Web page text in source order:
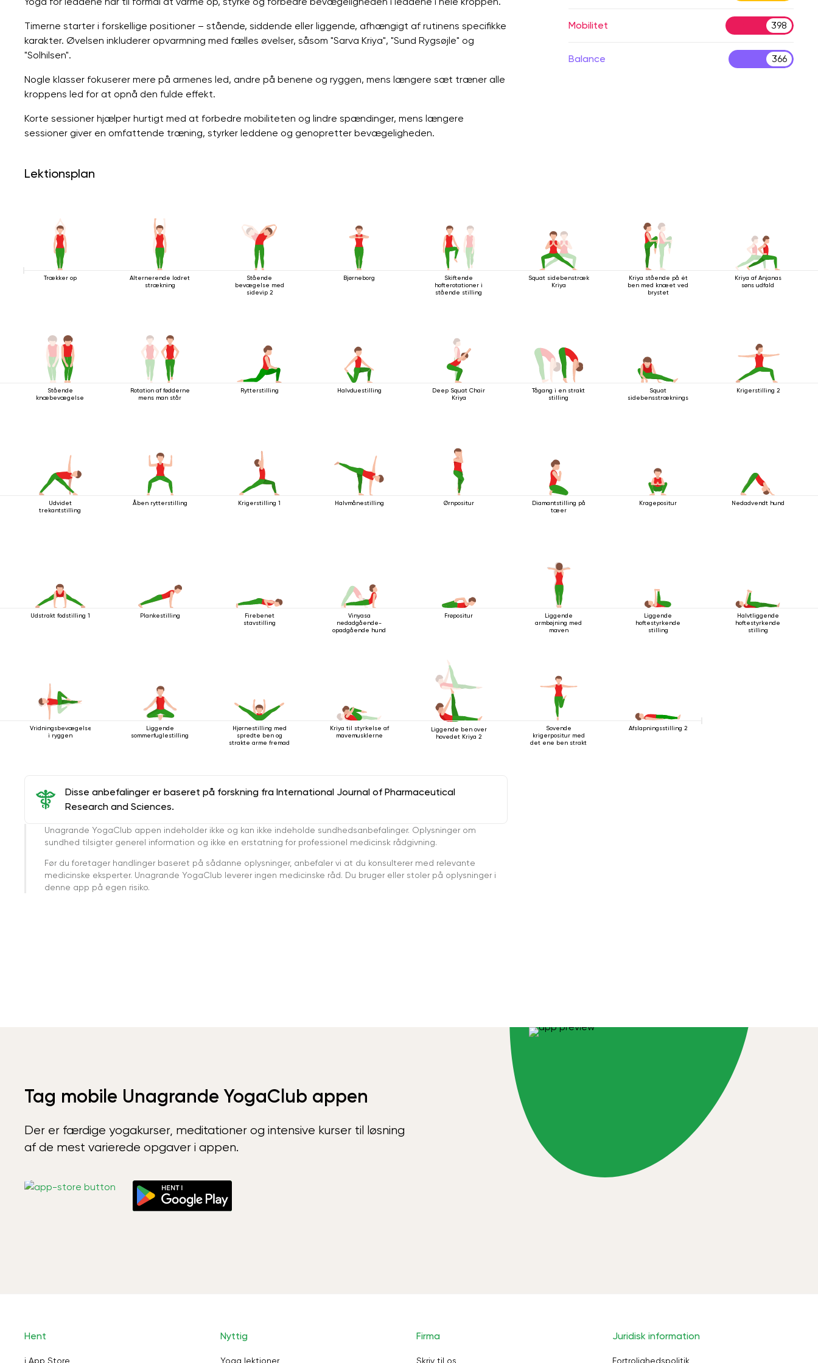
Timerne starter i forskellige positioner – stående, siddende eller liggende, afhængigt af rutinens specifikke
karakter. Øvelsen inkluderer opvarmning med fælles øvelser, såsom "Sarva Kriya", "Sund Rygsøjle" og
"Solhilsen".
Nogle klasser fokuserer mere på armenes led, andre på benene og ryggen, mens længere sæt træner alle
kroppens led for at opnå den fulde effekt.
Korte sessioner hjælper hurtigt med at forbedre mobiliteten og lindre spændinger, mens længere
sessioner giver en omfattende træning, styrker leddene og genopretter bevægeligheden.
Mobilitet 398
Balance 366
Lektionsplan
Trækker op
Alternerende lodret
strækning
Stående
bevægelse med
sidevip 2
Bjørneborg
Skiftende
hofterotationer i
stående stilling
Squat sidebenstræk
Kriya
Kriya stående på ét
ben med knæet ved
brystet
Kriya af Anjanas
søns udfald
Stående
knæbevægelse
Rotation af fødderne
mens man står
Rytterstilling Halvduestilling
Deep Squat Chair
Kriya
Tågang i en strakt
stilling
Squat
sidebensstrækningsstilling
Krigerstilling 2
Udvidet
trekantstilling
Åben rytterstilling Krigerstilling 1 Halvmånestilling Ørnpositur
Diamantstilling på
tæer
Kragepositur Nedadvendt hund
Udstrakt fodstilling 1 Plankestilling
Firebenet
stavstilling
Vinyasa
nedadgående-
opadgående hund
Frøpositur
Liggende
armbøjning med
maven
Liggende
hoftestyrkende
stilling
Halvtliggende
hoftestyrkende
stilling
Vridningsbevægelse
i ryggen
Liggende
sommerfuglestilling
Hjørnestilling med
spredte ben og
strakte arme fremad
Kriya til styrkelse af
mavemusklerne
Liggende ben over
hovedet Kriya 2
Sovende
krigerpositur med
det ene ben strakt
Afslapningsstilling 2
Disse anbefalinger er baseret på forskning fra International Journal of Pharmaceutical
Research and Sciences.
Unagrande YogaClub appen indeholder ikke og kan ikke indeholde sundhedsanbefalinger. Oplysninger om
sundhed tilsigter generel information og ikke en erstatning for professionel medicinsk rådgivning.
Før du foretager handlinger baseret på sådanne oplysninger, anbefaler vi at du konsulterer med relevante
medicinske eksperter. Unagrande YogaClub leverer ingen medicinske råd. Du bruger eller stoler på oplysninger i
denne app på egen risiko.
Tag mobile Unagrande YogaClub appen
Der er færdige yogakurser, meditationer og intensive kurser til løsning
af de mest varierede opgaver i appen.
Hent
i App Store
Nyttig
Yoga lektioner
Firma
Skriv til os
Juridisk information
Fortrolighedspolitik